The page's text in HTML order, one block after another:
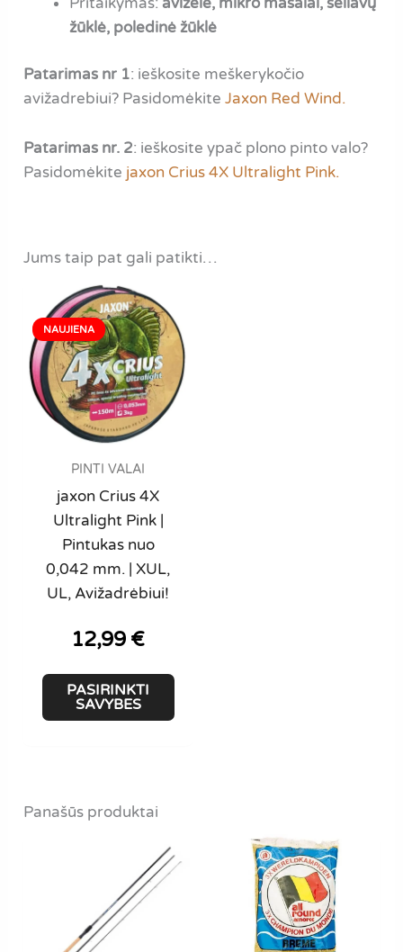
žūklė, poledinė žūklė
Patarimas nr 1: ieškosite meškerykočio
avižadrebiui? PasidomėkiteJaxon Red Wind.
Patarimas nr. 2: ieškosite ypač plono pinto valo?
Pasidomėkite jaxon Crius 4X Ultralight Pink.
Jums taip pat gali patikti…
PINTI VALAI
jaxon Crius 4X
Ultralight Pink |
Pintukas nuo
0,042 mm. | XUL,
UL, Avižadrėbiui!
12,99 €
PASIRINKTI
SAVYBES
This
be
Panašūs produktai